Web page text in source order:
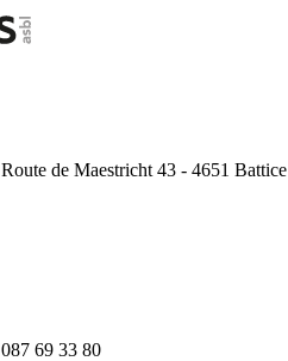
Route de Maestricht 43 - 4651 Battice
087 69 33 80